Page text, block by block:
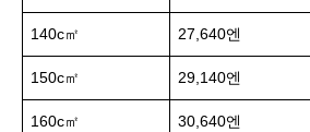
140c㎡ 27,640엔
150c㎡ 29,140엔
160c㎡ 30,640엔